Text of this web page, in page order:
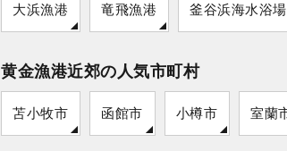
大浜漁港 竜飛漁港 釜谷浜海水浴場
黄金漁港近郊の人気市町村
苫小牧市 函館市 小樽市 室蘭